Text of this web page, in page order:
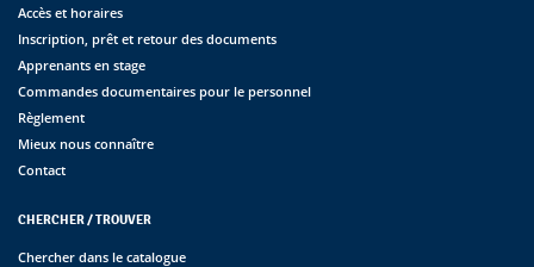
Accès et horaires
Inscription, prêt et retour des documents
Apprenants en stage
Commandes documentaires pour le personnel
Règlement
Mieux nous connaître
Contact
CHERCHER / TROUVER
Chercher dans le catalogue